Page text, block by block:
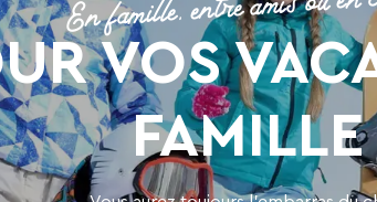
VOS
FAMILLE
dans votre boîte mail, toutes les